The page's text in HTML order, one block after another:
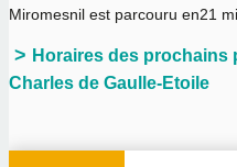
Miromesnil est parcouru en21
Horaires des prochains
Charles de Gaulle-Etoile